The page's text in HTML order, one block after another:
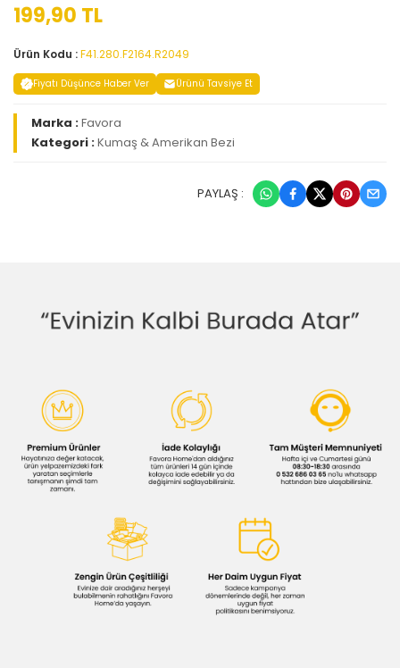
199,90 TL
Ürün Kodu :F41.280.F2164.R2049
Fiyatı Düşünce Haber Ver Ürünü Tavsiye Et
Marka :Favora
Kategori :Kumaş & Amerikan Bezi
PAYLAŞ :